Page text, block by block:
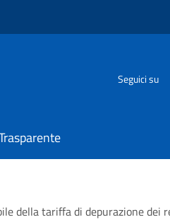
Seguici su
della tariffa di depurazione